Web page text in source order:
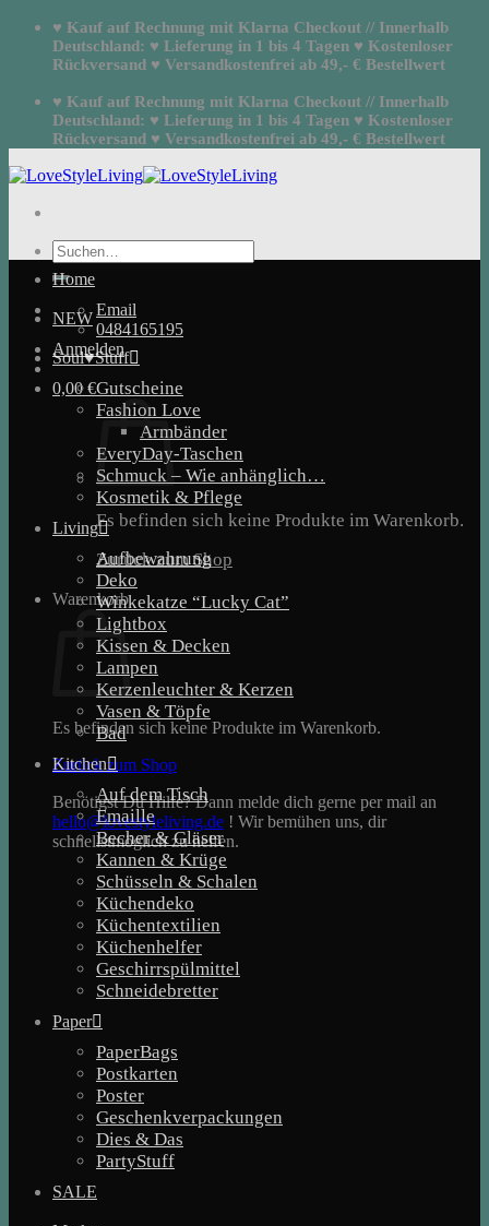
Zum
springen
♥ Kauf auf Rechnung mit Klarna Checkout // Innerhalb
Deutschland: ♥ Lieferung in 1 bis 4 Tagen ♥ Kostenloser
Rückversand ♥ Versandkostenfrei ab 49,- € Bestellwert
♥ Kauf auf Rechnung mit Klarna Checkout // Innerhalb
Deutschland: ♥ Lieferung in 1 bis 4 Tagen ♥ Kostenloser
Rückversand ♥ Versandkostenfrei ab 49,- € Bestellwert
Suchen
nach:
Email
0484165195
Anmelden
0,00€
Es befinden sich keine Produkte im Warenkorb.
Zurück zum Shop
Warenkorb
Es befinden sich keine Produkte im Warenkorb.
Zurück zum Shop
Benötigst Du Hilfe? Dann melde dich gerne per mail an
hello@lovestyleliving.de ! Wir bemühen uns, dir
schnellstmöglich zu helfen.
Home
NEW
Soul♥Stuff
Gutscheine
Fashion Love
Armbänder
EveryDay-Taschen
Schmuck – Wie anhänglich…
Kosmetik & Pflege
Living
Aufbewahrung
Deko
Winkekatze “Lucky Cat”
Lightbox
Kissen & Decken
Lampen
Kerzenleuchter & Kerzen
Vasen & Töpfe
Bad
Kitchen
Auf dem Tisch
Emaille
Becher & Gläser
Kannen & Krüge
Schüsseln & Schalen
Küchendeko
Küchentextilien
Küchenhelfer
Geschirrspülmittel
Schneidebretter
Paper
PaperBags
Postkarten
Poster
Geschenkverpackungen
Dies & Das
PartyStuff
SALE